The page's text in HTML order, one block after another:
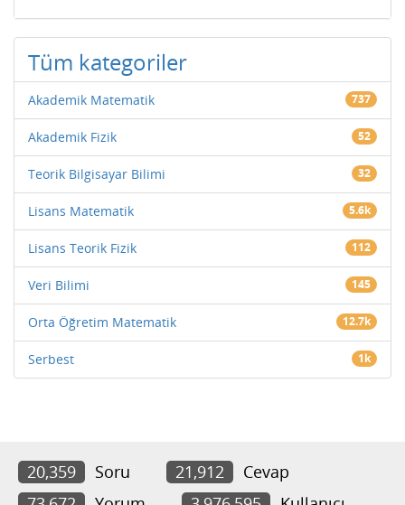
Tüm kategoriler
Akademik Matematik 737
Akademik Fizik 52
Teorik Bilgisayar Bilimi 32
Lisans Matematik 5.6k
Lisans Teorik Fizik 112
Veri Bilimi 145
Orta Öğretim Matematik 12.7k
Serbest 1k
20,359 Soru 21,912
Cevap